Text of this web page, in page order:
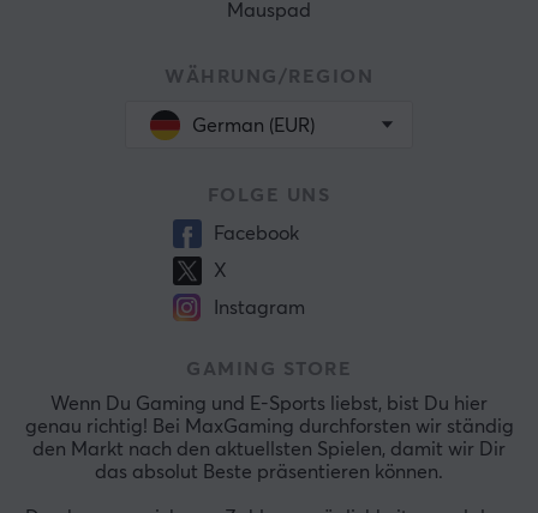
Mauspad
WÄHRUNG/REGION
German (EUR)
FOLGE UNS
Facebook
X
Instagram
GAMING STORE
Wenn Du Gaming und E-Sports liebst, bist Du hier
genau richtig! Bei MaxGaming durchforsten wir ständig
den Markt nach den aktuellsten Spielen, damit wir Dir
das absolut Beste präsentieren können.